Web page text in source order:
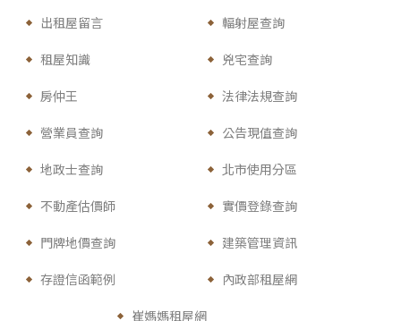
出租屋留言 輻射屋查詢
租屋知識 兇宅查詢
房仲王 法律法規查詢
營業員查詢 公告現值查詢
地政士查詢 北市使用分區
不動產估價師 實價登錄查詢
門牌地價查詢 建築管理資訊
存證信函範例 內政部租屋網
崔媽媽租屋網